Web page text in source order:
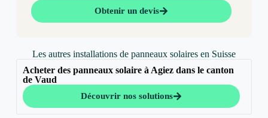
Obtenir un devis
Les autres installations de panneaux solaires en Suisse
Acheter des panneaux solaire à Agiez dans le canton
de Vaud
Découvrir nos solutions